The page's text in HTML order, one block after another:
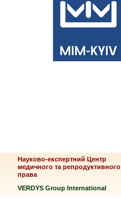
Науково-експертний Центр
медичного та репродуктивного
права
VERDYS Group International